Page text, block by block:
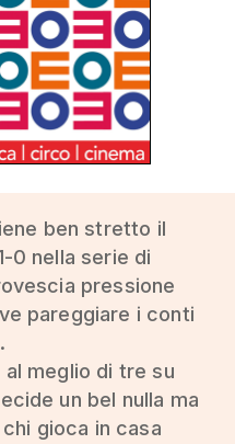
ben stretto il
0 nella serie di
pressione
pareggiare i conti
meglio di tre su
un bel nulla ma
gioca in casa